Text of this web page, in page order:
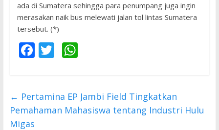
ada di Sumatera sehingga para penumpang juga ingin
merasakan naik bus melewati jalan tol lintas Sumatera
tersebut. (*)
F
b
o
T
er
W
s
A
← Pertamina EP Jambi Field Tingkatkan
Pemahaman Mahasiswa tentang Industri Hulu
Migas